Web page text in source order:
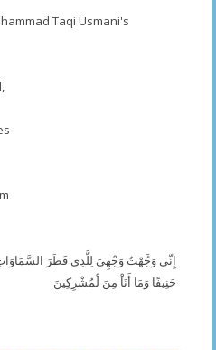
Taqi Usmani's
إِنِّي وَجَّهْتُ وَجْهِيَ لِلَّذِي فَطَرَ
حَنِيفًا وَمَا أَنَاْ مِنَ لْمُشْرِكِينَ